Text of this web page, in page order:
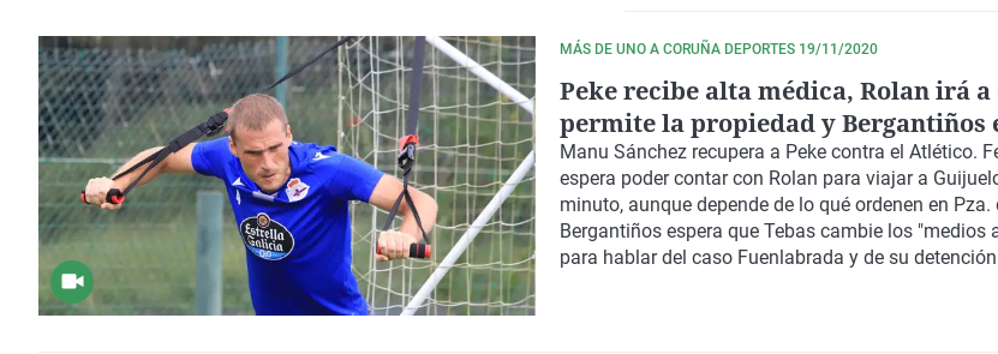
MÁS DE UNO A CORUÑA DEPORTES 19/11/2020
Peke recibe alta médica, Rolan irá
permite la propiedad y Bergantiños
Tebas hable en ... ¡¡¡el Juzgado!!!
Manu Sánchez recupera a Peke contra el Atlético.
espera poder contar con Rolan para viajar a
minuto, aunque depende de lo qué ordenen en Pza.
Bergantiños espera que Tebas cambie los "medios
para hablar del caso Fuenlabrada y de su